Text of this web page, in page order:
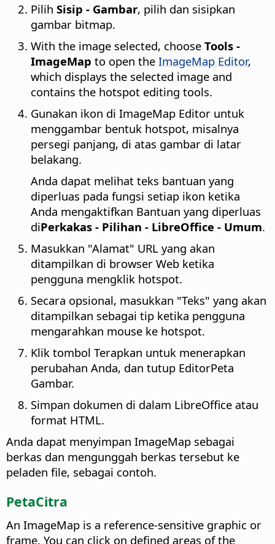
Pilih Sisip - Gambar, pilih dan sisipkan
gambar bitmap.
With the image selected, choose Tools -
ImageMap to open the ImageMap Editor,
which displays the selected image and
contains the hotspot editing tools.
Gunakan ikon di ImageMap Editor untuk
menggambar bentuk hotspot, misalnya
persegi panjang, di atas gambar di latar
belakang.
Anda dapat melihat teks bantuan yang
diperluas pada fungsi setiap ikon ketika
Anda mengaktifkan Bantuan yang diperluas
diPerkakas - Pilihan - LibreOffice - Umum.
Masukkan "Alamat" URL yang akan
ditampilkan di browser Web ketika
pengguna mengklik hotspot.
Secara opsional, masukkan "Teks" yang akan
ditampilkan sebagai tip ketika pengguna
mengarahkan mouse ke hotspot.
Klik tombol Terapkan untuk menerapkan
perubahan Anda, dan tutup EditorPeta
Gambar.
Simpan dokumen di dalam LibreOffice atau
format HTML.
Anda dapat menyimpan ImageMap sebagai
berkas dan mengunggah berkas tersebut ke
peladen file, sebagai contoh.
PetaCitra
An ImageMap is a reference-sensitive graphic or
frame. You can click on defined areas of the